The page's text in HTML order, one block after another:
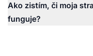
Ako zistím, či moja
funguje?